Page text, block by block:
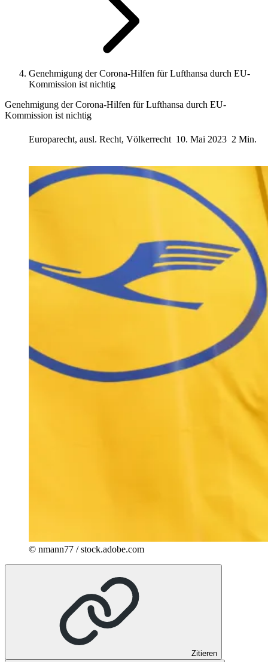
Genehmigung der Corona-Hilfen für Lufthansa durch EU-
Kommission ist nichtig
Genehmigung der Corona-Hilfen für Lufthansa durch EU-
Kommission ist nichtig
Europarecht, ausl. Recht, Völkerrecht 10. Mai 2023 2 Min.
© nmann77 / stock.adobe.com
Zitieren